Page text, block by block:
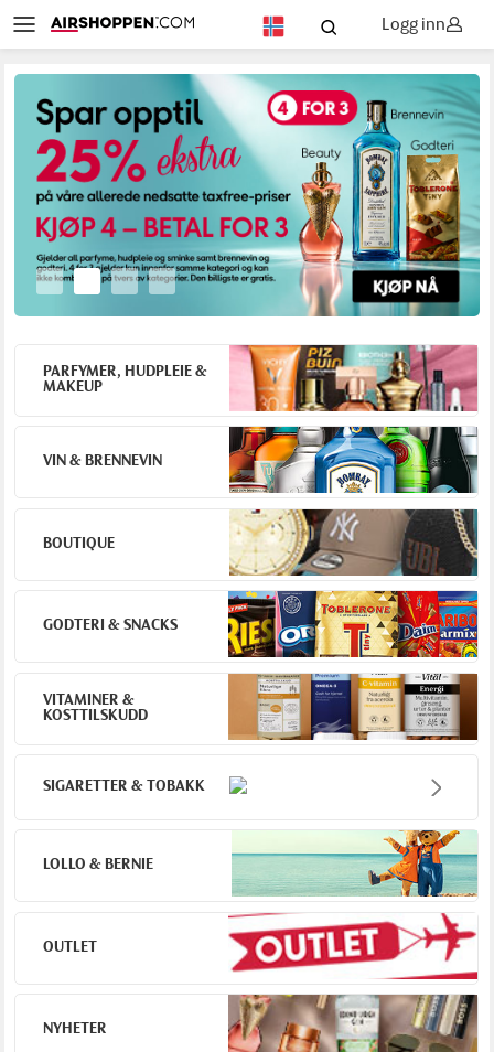
Logg inn
PARFYMER, HUDPLEIE &
MAKEUP
VIN & BRENNEVIN
BOUTIQUE
GODTERI & SNACKS
VITAMINER &
KOSTTILSKUDD
SIGARETTER & TOBAKK
LOLLO & BERNIE
OUTLET
NYHETER